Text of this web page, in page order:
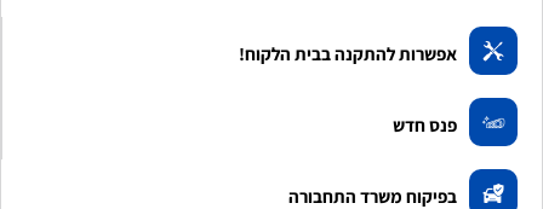
אפשרות להתקנה בבית הלקוח!
פנס חדש
בפיקוח משרד התחבורה